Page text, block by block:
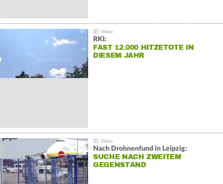
RKI:
FAST 12.000 HITZETOTE IN
DIESEM JAHR
Nach Drohnenfund in Leipzig:
SUCHE NACH ZWEITEM
GEGENSTAND